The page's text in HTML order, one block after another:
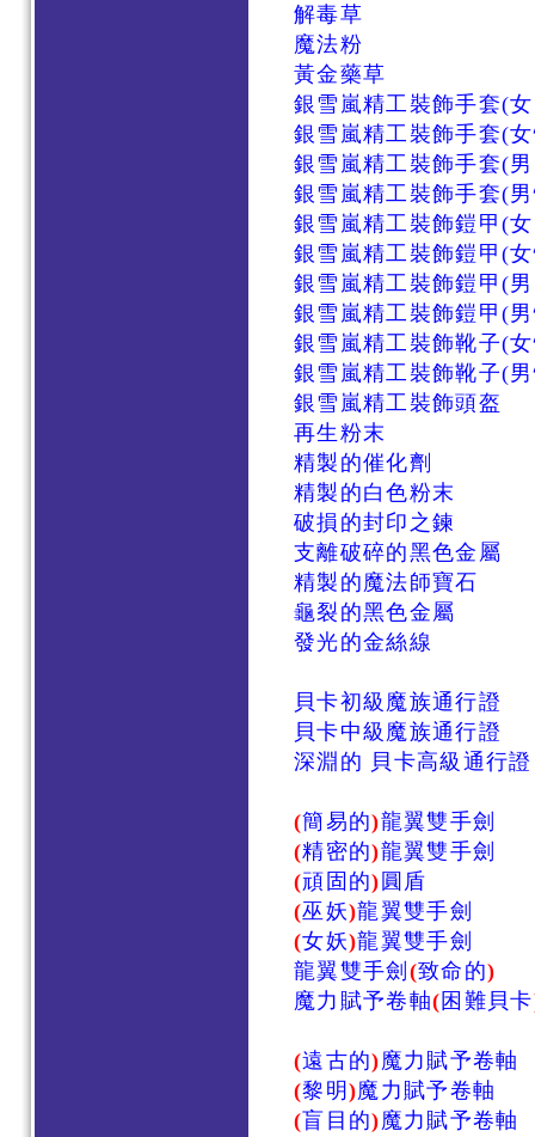
解毒草
魔法粉
黃金藥草
銀雪嵐精工裝飾手套(
銀雪嵐精工裝飾手套(
銀雪嵐精工裝飾手套(
銀雪嵐精工裝飾手套(
銀雪嵐精工裝飾鎧甲(
銀雪嵐精工裝飾鎧甲(
銀雪嵐精工裝飾鎧甲(
銀雪嵐精工裝飾鎧甲(
銀雪嵐精工裝飾靴子(
銀雪嵐精工裝飾靴子(
銀雪嵐精工裝飾頭盔
再生粉末
精製的催化劑
精製的白色粉末
破損的封印之鍊
支離破碎的黑色金屬
精製的魔法師寶石
龜裂的黑色金屬
發光的金絲線
貝卡初級魔族通行證
貝卡中級魔族通行證
深淵的 貝卡高級通行證
(簡易的)龍翼雙手劍
(精密的)龍翼雙手劍
(頑固的) 圓盾
(巫妖)龍翼雙手劍
(女妖)龍翼雙手劍
龍翼雙手劍 (致命的)
魔力賦予卷軸( 困難貝卡
(遠古的)魔力賦予卷軸
(黎明)魔力賦予卷軸
(盲目的)魔力賦予卷軸